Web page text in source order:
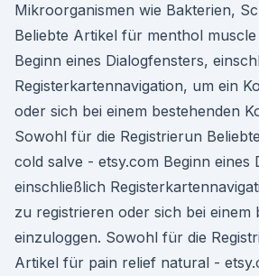
Mikroorganismen wie Bakterien,
Beliebte Artikel für menthol
Beginn eines Dialogfensters,
Registerkartennavigation, um ein
oder sich bei einem bestehenden
Sowohl für die Registrierun
cold salve - etsy.com Beginn eines
einschließlich
zu registrieren oder sich bei einem
einzuloggen. Sowohl für die
Artikel für pain relief natural -